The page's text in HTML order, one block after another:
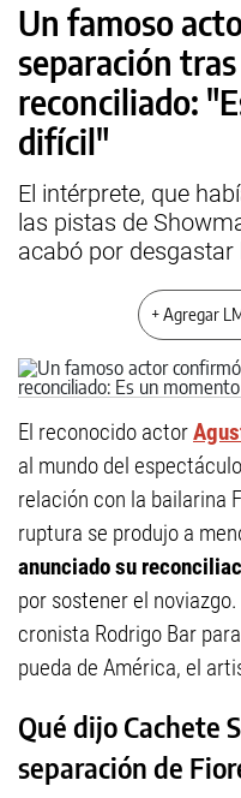
Un famoso
separación
reconciliado:
difícil"
El intérprete, que
las pistas de
acabó por desgastar
+ Agregar
El reconocido actor
al mundo del
relación con la bailarina
ruptura se produjo a
anunciado su
por sostener el
cronista Rodrigo Bar
pueda de América, el
Qué dijo Cachete
separación de